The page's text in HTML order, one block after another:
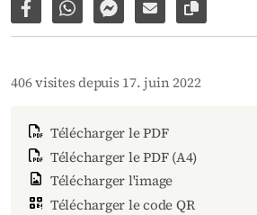
Partager sur Facebook
Partager par WhatsApp
Partager par Facebook
Partager par e-
Copier le
406 visites depuis 17. juin 2022
Télécharger le PDF
Télécharger le PDF (A4)
Télécharger l'image
Télécharger le code QR